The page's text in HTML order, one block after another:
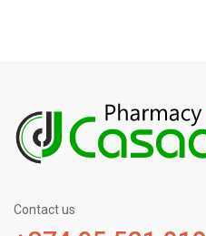
Contact us